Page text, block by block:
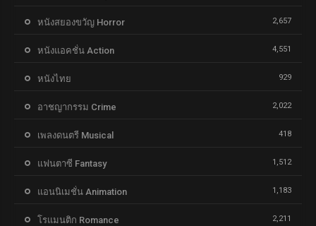
หนังสยองขวัญ Horror 2,657
หนังแอคชั่น Action 4,551
หนังไทย 929
อาชญากรรม Crime 2,022
เพลงดนตรี Musical 418
แฟนตาซี Fantasy 1,512
แอนนิเมชั่น Animation 1,183
โรแมนติก Romance 2,211